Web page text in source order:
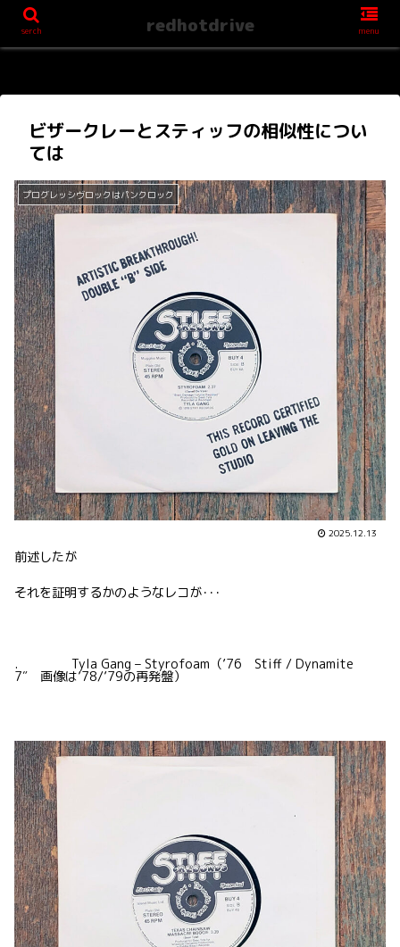
ビザークレーとスティッフの相似性につい
ては
プログレッシヴロックはパンクロック
2025.12.13
前述したが
それを証明するかのようなレコが･･･
. Tyla Gang – Styrofoam（’76 Stiff / Dynamite
7″ 画像は’78/’79の再発盤）
serch redhotdrive menu